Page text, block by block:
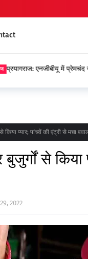
जयंती पर संगोष्ठी आयोजित
किया प्यार; पांचवें की एंट्री से मचा
से
2022